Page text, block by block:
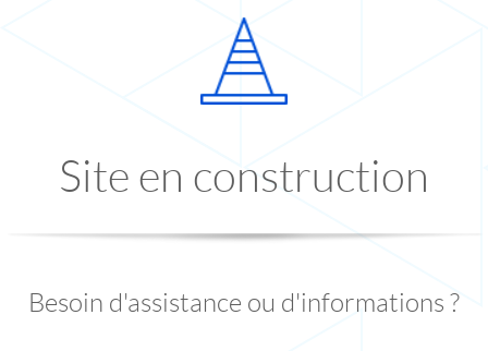
Site en construction
Besoin d'assistance ou d'informations ?